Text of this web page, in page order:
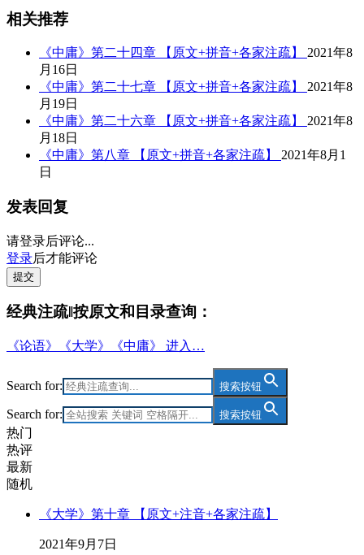
相关推荐
《中庸》第二十四章 【原文+拼音+各家注疏】
2021年8
月16日
《中庸》第二十七章 【原文+拼音+各家注疏】
2021年8
月19日
《中庸》第二十六章 【原文+拼音+各家注疏】
2021年8
月18日
《中庸》第八章 【原文+拼音+各家注疏】
2021年8月1
日
发表回复
请登录后评论...
登录后才能评论
提交
经典注疏‖按原文和目录查询：
《论语》《大学》《中庸》 进入…
Search for: 搜索按钮
Search for: 搜索按钮
热门
热评
最新
随机
《大学》第十章 【原文+注音+各家注疏】
2021年9月7日